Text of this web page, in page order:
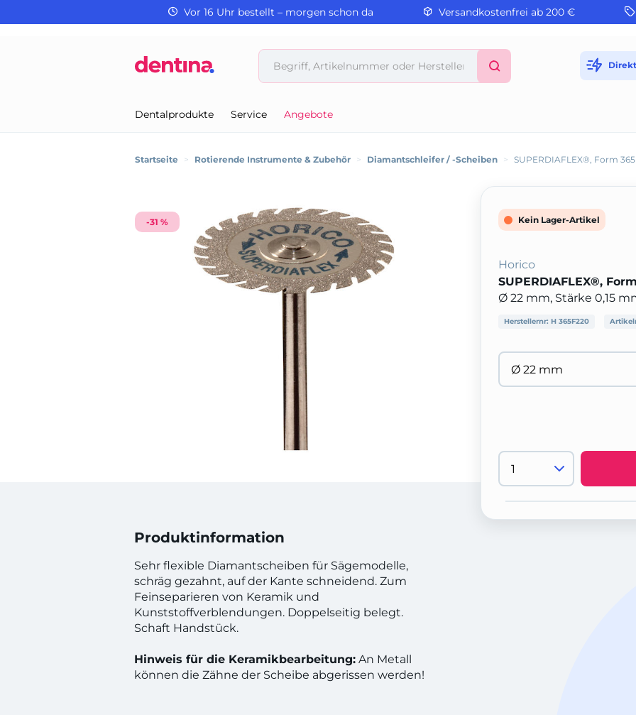
Vor 16 Uhr bestellt – morgen schon da Versandkostenfrei ab 200 €
Dentalprodukte Service Angebote
Startseite > Rotierende Instrumente & Zubehör > Diamantschleifer / -Scheiben > SUPERDIAFLEX®, Form 365
-31 %
Produktinformation
Sehr flexible Diamantscheiben für Sägemodelle,
schräg gezahnt, auf der Kante schneidend. Zum
Feinseparieren von Keramik und
Kunststoffverblendungen. Doppelseitig belegt.
Schaft Handstück.
Hinweis für die Keramikbearbeitung: An Metall
können die Zähne der Scheibe abgerissen werden!
Kein Lager-Artikel
Horico
SUPERDIAFLEX®,
Ø 22 mm, Stärke 0,15
Herstellernr: H 365F220